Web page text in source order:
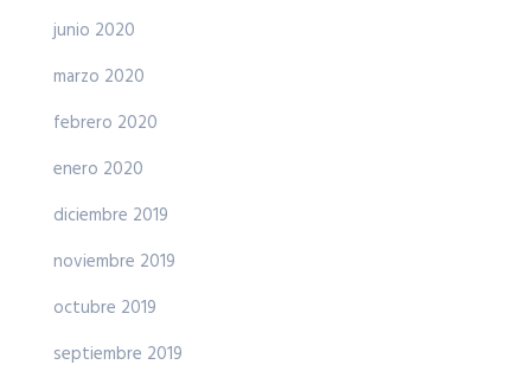
junio 2020
marzo 2020
febrero 2020
enero 2020
diciembre 2019
noviembre 2019
octubre 2019
septiembre 2019